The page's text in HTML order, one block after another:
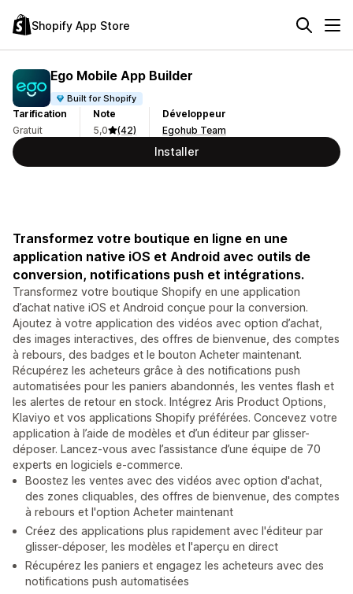
Shopify App Store
Ego Mobile App Builder
Built for Shopify
Tarification
Gratuit
Note
5,0
(42)
Développeur
Egohub Team
Installer
Transformez votre boutique en ligne en une
application native iOS et Android avec outils de
conversion, notifications push et intégrations.
Transformez votre boutique Shopify en une application
d’achat native iOS et Android conçue pour la conversion.
Ajoutez à votre application des vidéos avec option d’achat,
des images interactives, des offres de bienvenue, des comptes
à rebours, des badges et le bouton Acheter maintenant.
Récupérez les acheteurs grâce à des notifications push
automatisées pour les paniers abandonnés, les ventes flash et
les alertes de retour en stock. Intégrez Aris Product Options,
Klaviyo et vos applications Shopify préférées. Concevez votre
application à l’aide de modèles et d’un éditeur par glisser-
déposer. Lancez-vous avec l’assistance d’une équipe de 70
experts en logiciels e-commerce.
Boostez les ventes avec des vidéos avec option d'achat,
des zones cliquables, des offres de bienvenue, des comptes
à rebours et l'option Acheter maintenant
Créez des applications plus rapidement avec l'éditeur par
glisser-déposer, les modèles et l'aperçu en direct
Récupérez les paniers et engagez les acheteurs avec des
notifications push automatisées